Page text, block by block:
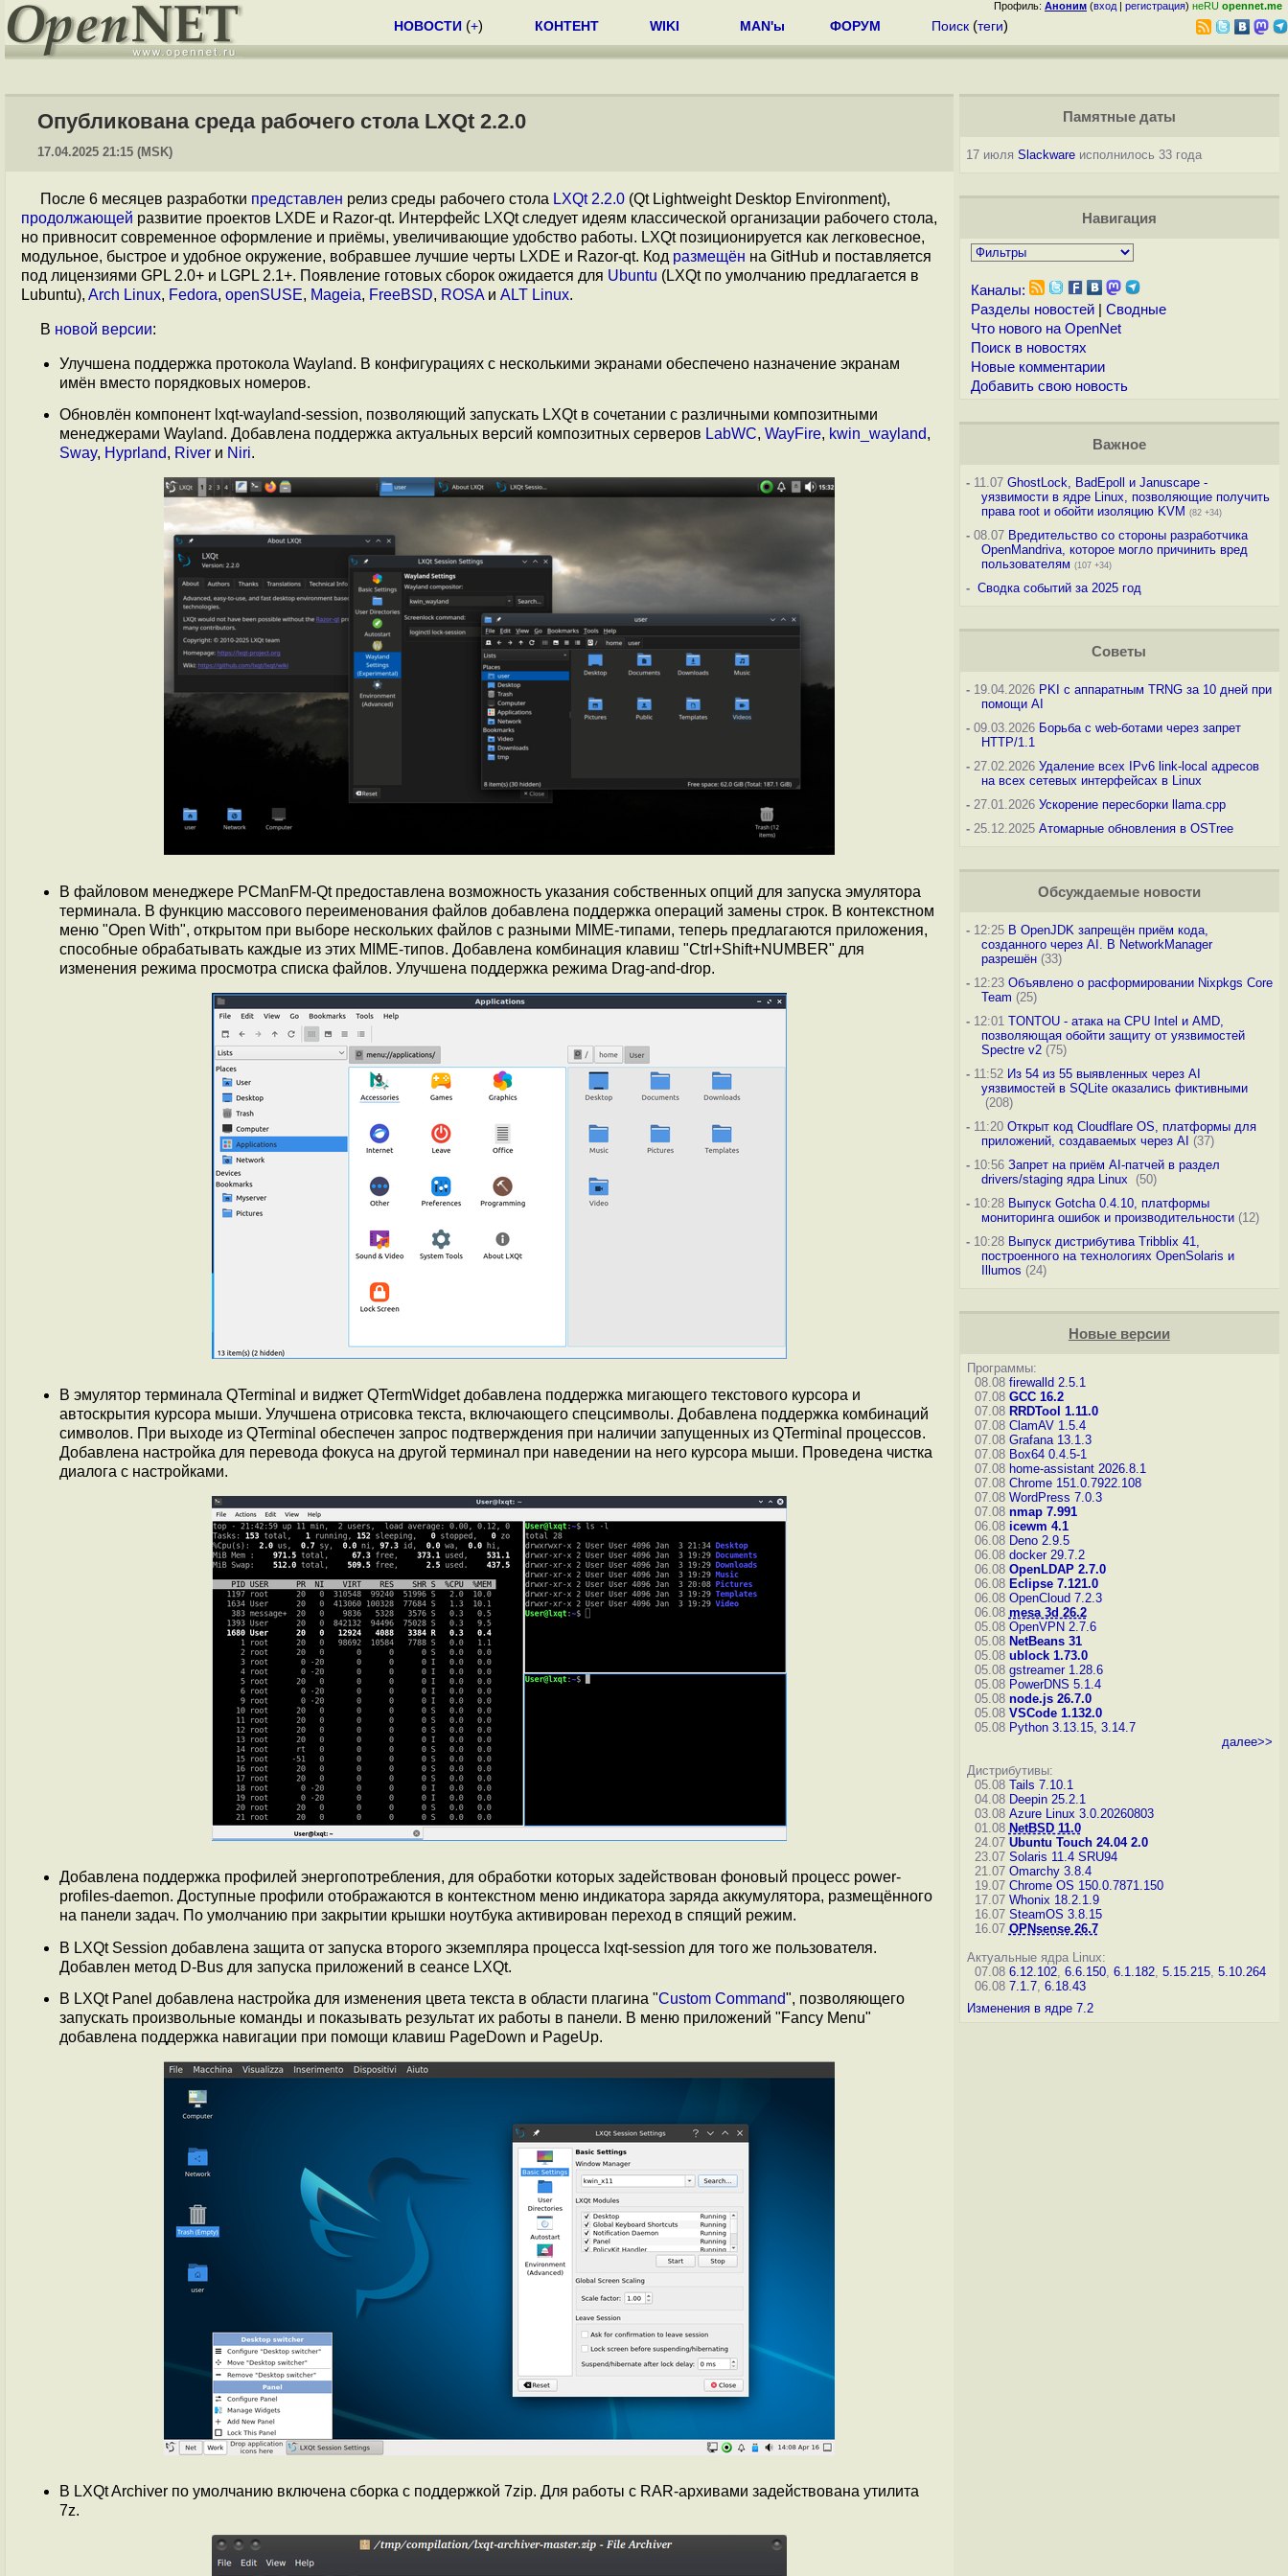
Профиль: Аноним (вход | регистрация) неRU opennet.me
НОВОСТИ (+) КОНТЕНТ WIKI MAN'ы ФОРУМ Поиск (теги)
Опубликована среда рабочего стола LXQt 2.2.0
17.04.2025 21:15 (MSK)
После 6 месяцев разработки представлен релиз среды рабочего стола LXQt 2.2.0 (Qt Lightweight Desktop Environment),
продолжающей развитие проектов LXDE и Razor-qt. Интерфейс LXQt следует идеям классической организации рабочего стола,
но привносит современное оформление и приёмы, увеличивающие удобство работы. LXQt позиционируется как легковесное,
модульное, быстрое и удобное окружение, вобравшее лучшие черты LXDE и Razor-qt. Код размещён на GitHub и поставляется
под лицензиями GPL 2.0+ и LGPL 2.1+. Появление готовых сборок ожидается для Ubuntu (LXQt по умолчанию предлагается в
Lubuntu), Arch Linux, Fedora, openSUSE, Mageia, FreeBSD, ROSA и ALT Linux.
В новой версии:
Улучшена поддержка протокола Wayland. В конфигурациях с несколькими экранами обеспечено назначение экранам
имён вместо порядковых номеров.
Обновлён компонент lxqt-wayland-session, позволяющий запускать LXQt в сочетании с различными композитными
менеджерами Wayland. Добавлена поддержка актуальных версий композитных серверов LabWC, WayFire, kwin_wayland,
Sway, Hyprland, River и Niri.
В файловом менеджере PCManFM-Qt предоставлена возможность указания собственных опций для запуска эмулятора
терминала. В функцию массового переименования файлов добавлена поддержка операций замены строк. В контекстном
меню "Open With", открытом при выборе нескольких файлов с разными MIME-типами, теперь предлагаются приложения,
способные обрабатывать каждые из этих MIME-типов. Добавлена комбинация клавиш "Ctrl+Shift+NUMBER" для
изменения режима просмотра списка файлов. Улучшена поддержка режима Drag-and-drop.
В эмулятор терминала QTerminal и виджет QTermWidget добавлена поддержка мигающего текстового курсора и
автоскрытия курсора мыши. Улучшена отрисовка текста, включающего спецсимволы. Добавлена поддержка комбинаций
символов. При выходе из QTerminal обеспечен запрос подтверждения при наличии запущенных из QTerminal процессов.
Добавлена настройка для перевода фокуса на другой терминал при наведении на него курсора мыши. Проведена чистка
диалога с настройками.
Добавлена поддержка профилей энергопотребления, для обработки которых задействован фоновый процесс power-
profiles-daemon. Доступные профили отображаются в контекстном меню индикатора заряда аккумулятора, размещённого
на панели задач. По умолчанию при закрытии крышки ноутбука активирован переход в спящий режим.
В LXQt Session добавлена защита от запуска второго экземпляра процесса lxqt-session для того же пользователя.
Добавлен метод D-Bus для запуска приложений в сеансе LXQt.
В LXQt Panel добавлена настройка для изменения цвета текста в области плагина "Custom Command", позволяющего
запускать произвольные команды и показывать результат их работы в панели. В меню приложений "Fancy Menu"
добавлена поддержка навигации при помощи клавиш PageDown и PageUp.
В LXQt Archiver по умолчанию включена сборка с поддержкой 7zip. Для работы с RAR-архивами задействована утилита
7z.
Памятные даты
17 июля Slackwareисполнилось 33 года
Навигация
Каналы:
Разделы новостей| Сводные
Что нового на OpenNet
Поиск в новостях
Новые комментарии
Добавить свою новость
Важное
-11.07 GhostLock, BadEpoll и Januscape -
уязвимости в ядре Linux, позволяющие получить
права root и обойти изоляцию KVM (82 +34)
-08.07 Вредительство со стороны разработчика
OpenMandriva, которое могло причинить вред
пользователям (107 +34)
- Сводка событий за 2025 год
Советы
-19.04.2026 PKI с аппаратным TRNG за 10 дней при
помощи AI
-09.03.2026 Борьба с web-ботами через запрет
HTTP/1.1
-27.02.2026 Удаление всех IPv6 link-local адресов
на всех сетевых интерфейсах в Linux
-27.01.2026 Ускорение пересборки llama.cpp
-25.12.2025 Атомарные обновления в OSTree
Обсуждаемые новости
-12:25 В OpenJDK запрещён приём кода,
созданного через AI. В NetworkManager
разрешён(33)
-12:23 Объявлено о расформировании Nixpkgs Core
Team (25)
-12:01 TONTOU - атака на CPU Intel и AMD,
позволяющая обойти защиту от уязвимостей
Spectre v2(75)
-11:52 Из 54 из 55 выявленных через AI
уязвимостей в SQLite оказались фиктивными
(208)
-11:20 Открыт код Cloudflare OS, платформы для
приложений, создаваемых через AI (37)
-10:56 Запрет на приём AI-патчей в раздел
drivers/staging ядра Linux
(50)
-10:28 Выпуск Gotcha 0.4.10, платформы
мониторинга ошибок и производительности(12)
-10:28 Выпуск дистрибутива Tribblix 41,
построенного на технологиях OpenSolaris и
Illumos (24)
Новые версии
Программы:
08.08 firewalld 2.5.1
07.08 GCC 16.2
07.08 RRDTool 1.11.0
07.08 ClamAV 1.5.4
07.08 Grafana 13.1.3
07.08 Box64 0.4.5-1
07.08 home-assistant 2026.8.1
07.08 Chrome 151.0.7922.108
07.08 WordPress 7.0.3
07.08 nmap 7.991
06.08 icewm 4.1
06.08 Deno 2.9.5
06.08 docker 29.7.2
06.08 OpenLDAP 2.7.0
06.08 Eclipse 7.121.0
06.08 OpenCloud 7.2.3
06.08 mesa 3d 26.2
05.08 OpenVPN 2.7.6
05.08 NetBeans 31
05.08 ublock 1.73.0
05.08 gstreamer 1.28.6
05.08 PowerDNS 5.1.4
05.08 node.js 26.7.0
05.08 VSCode 1.132.0
05.08 Python 3.13.15, 3.14.7
далее>>
Дистрибутивы:
05.08 Tails 7.10.1
04.08 Deepin 25.2.1
03.08 Azure Linux 3.0.20260803
01.08 NetBSD 11.0
24.07 Ubuntu Touch 24.04 2.0
23.07 Solaris 11.4 SRU94
21.07 Omarchy 3.8.4
19.07 Chrome OS 150.0.7871.150
17.07 Whonix 18.2.1.9
16.07 SteamOS 3.8.15
16.07 OPNsense 26.7
Актуальные ядра Linux:
07.08 6.12.102, 6.6.150, 6.1.182, 5.15.215, 5.10.264
06.08 7.1.7, 6.18.43
Изменения в ядре 7.2